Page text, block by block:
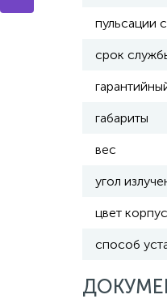
пульсации
срок
габариты
вес
угол
цвет
способ